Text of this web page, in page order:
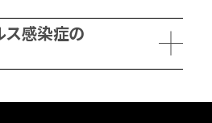
感染症の